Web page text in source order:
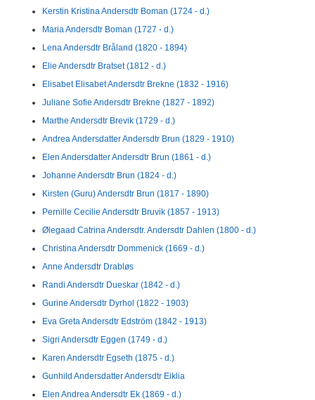
Kerstin Kristina Andersdtr Boman (1724 - d.)
Maria Andersdtr Boman (1727 - d.)
Lena Andersdtr Bråland (1820 - 1894)
Elie Andersdtr Bratset (1812 - d.)
Elisabet Elisabet Andersdtr Brekne (1832 - 1916)
Juliane Sofie Andersdtr Brekne (1827 - 1892)
Marthe Andersdtr Brevik (1729 - d.)
Andrea Andersdatter Andersdtr Brun (1829 - 1910)
Elen Andersdatter Andersdtr Brun (1861 - d.)
Johanne Andersdtr Brun (1824 - d.)
Kirsten (Guru) Andersdtr Brun (1817 - 1890)
Pernille Cecilie Andersdtr Bruvik (1857 - 1913)
Ølegaad Catrina Andersdtr. Andersdtr Dahlen (1800 - d.)
Christina Andersdtr Dommenick (1669 - d.)
Anne Andersdtr Drabløs
Randi Andersdtr Dueskar (1842 - d.)
Gurine Andersdtr Dyrhol (1822 - 1903)
Eva Greta Andersdtr Edström (1842 - 1913)
Sigri Andersdtr Eggen (1749 - d.)
Karen Andersdtr Egseth (1875 - d.)
Gunhild Andersdatter Andersdtr Eiklia
Elen Andrea Andersdtr Ek (1869 - d.)